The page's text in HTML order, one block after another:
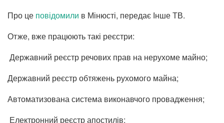
Про це повідомили в Мінюсті, передає Інше ТВ.
Отже, вже працюють такі реєстри:
⁠ ⁠Державний реєстр речових прав на нерухоме майно;
⁠Державний реєстр обтяжень рухомого майна;
⁠Автоматизована система виконавчого провадження;
⁠ ⁠Електронний реєстр апостилів;